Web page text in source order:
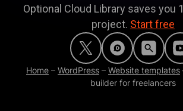
Optional Cloud Library saves you
project. Start free
Home – WordPress – Website templates
builder for freelancers